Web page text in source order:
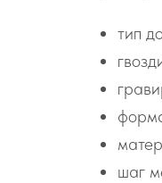
тип
шаг